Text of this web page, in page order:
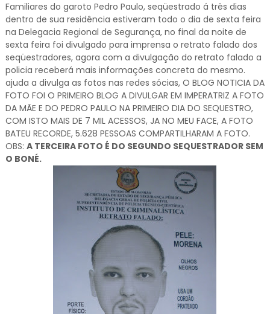
Familiares do garoto Pedro Paulo, seqüestrado á três dias
dentro de sua residência estiveram todo o dia de sexta feira
na Delegacia Regional de Segurança, no final da noite de
sexta feira foi divulgado para imprensa o retrato falado dos
seqüestradores, agora com a divulgação do retrato falado a
policia receberá mais informações concreta do mesmo.
ajuda a divulga as fotos nas redes sócias, O BLOG NOTICIA DA
FOTO FOI O PRIMEIRO BLOG A DIVULGAR EM IMPERATRIZ A FOTO
DA MÃE E DO PEDRO PAULO NA PRIMEIRO DIA DO SEQUESTRO,
COM ISTO MAIS DE 7 MIL ACESSOS, JA NO MEU FACE, A FOTO
BATEU RECORDE, 5.628 PESSOAS COMPARTILHARAM A FOTO.
OBS: A TERCEIRA FOTO É DO SEGUNDO SEQUESTRADOR SEM
O BONÉ.